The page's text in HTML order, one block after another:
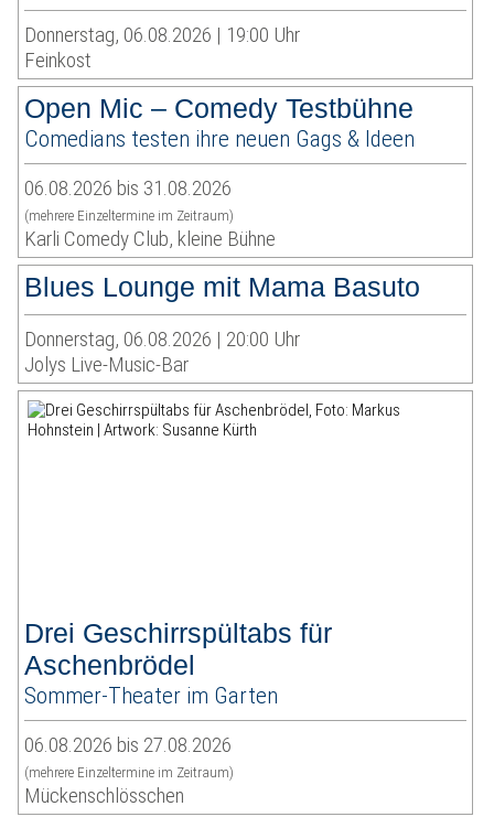
Donnerstag, 06.08.2026 | 19:00 Uhr
Feinkost
Open Mic – Comedy Testbühne
Comedians testen ihre neuen Gags & Ideen
06.08.2026 bis 31.08.2026
(mehrere Einzeltermine im Zeitraum)
Karli Comedy Club, kleine Bühne
Blues Lounge mit Mama Basuto
Donnerstag, 06.08.2026 | 20:00 Uhr
Jolys Live-Music-Bar
Drei Geschirrspültabs für
Aschenbrödel
Sommer-Theater im Garten
06.08.2026 bis 27.08.2026
(mehrere Einzeltermine im Zeitraum)
Mückenschlösschen